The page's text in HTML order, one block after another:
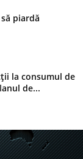
piardă
la consumul de
de...